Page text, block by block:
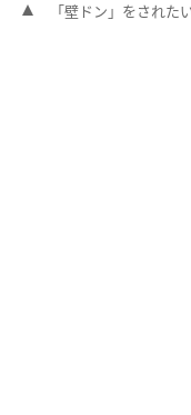
「壁ドン」をされた